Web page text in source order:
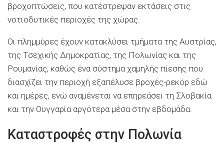
βροχοπτώσεις, που κατέστρεψαν εκτάσεις στις
νοτιοδυτικές περιοχές της χώρας.
Οι πλημμύρες έχουν κατακλύσει τμήματα της Αυστρίας,
της Τσεχικής Δημοκρατίας, της Πολωνίας και της
Ρουμανίας, καθώς ένα σύστημα χαμηλής πίεσης που
διασχίζει την περιοχή εξαπέλυσε βροχές-ρεκόρ εδώ
και ημέρες, ενώ αναμένεται να επηρεάσει τη Σλοβακία
και την Ουγγαρία αργότερα μέσα στην εβδομάδα.
Καταστροφές στην Πολωνία